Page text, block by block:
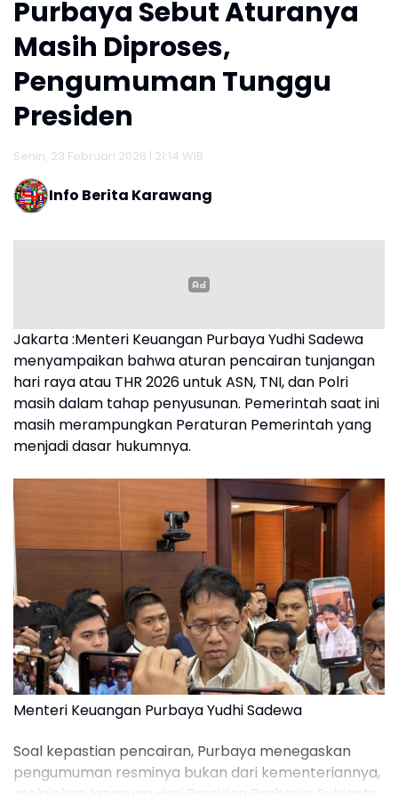
Purbaya Sebut Aturanya
Masih Diproses,
Pengumuman Tunggu
Presiden
Senin, 23 Februari 2026 | 21:14 WIB
Info Berita Karawang
Jakarta :Menteri Keuangan Purbaya Yudhi Sadewa
menyampaikan bahwa aturan pencairan tunjangan
hari raya atau THR 2026 untuk ASN, TNI, dan Polri
masih dalam tahap penyusunan. Pemerintah saat ini
masih merampungkan Peraturan Pemerintah yang
menjadi dasar hukumnya.
Menteri Keuangan Purbaya Yudhi Sadewa
Soal kepastian pencairan, Purbaya menegaskan
pengumuman resminya bukan dari kementeriannya,